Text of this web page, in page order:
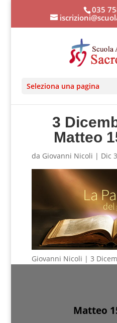
035
Seleziona una pagina
3
Matteo
da Giovanni Nicoli | Dic
Giovanni Nicoli | 3
Matteo